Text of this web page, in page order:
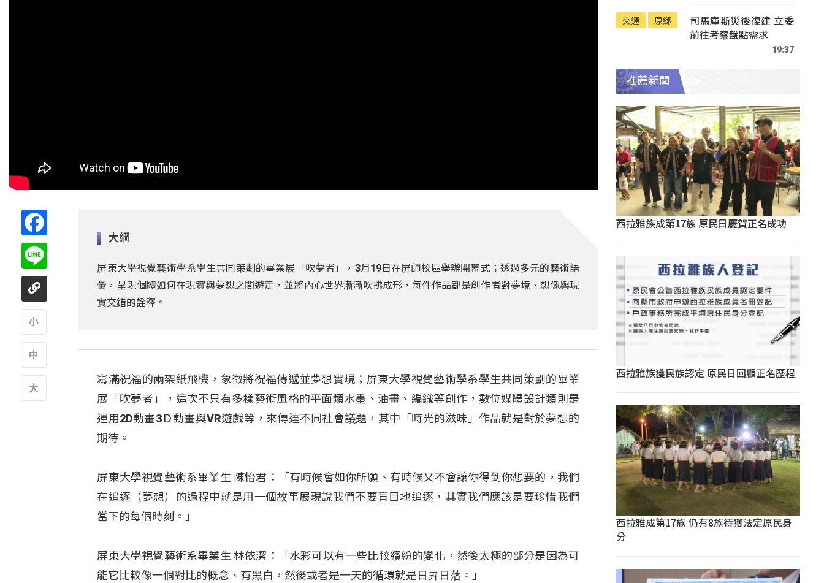
大綱
屏東大學視覺藝術學系學生共同策劃的畢業展「吹夢者」，3月19日在屏師校區舉辦開幕式；透過多元的藝術語
彙，呈現個體如何在現實與夢想之間遊走，並將內心世界漸漸吹拂成形，每件作品都是創作者對夢境、想像與現
實交錯的詮釋。
寫滿祝福的兩架紙飛機，象徵將祝福傳遞並夢想實現；屏東大學視覺藝術學系學生共同策劃的畢業
展「吹夢者」，這次不只有多樣藝術風格的平面類水墨、油畫、編織等創作，數位媒體設計類則是
運用2D動畫3Ｄ動畫與VR遊戲等，來傳達不同社會議題，其中「時光的滋味」作品就是對於夢想的
期待。
屏東大學視覺藝術系畢業生 陳怡君：「有時候會如你所願、有時候又不會讓你得到你想要的，我們
在追逐（夢想）的過程中就是用一個故事展現說我們不要盲目地追逐，其實我們應該是要珍惜我們
當下的每個時刻。」
屏東大學視覺藝術系畢業生 林依潔：「水彩可以有一些比較繽紛的變化，然後太極的部分是因為可
能它比較像一個對比的概念、有黑白，然後或者是一天的循環就是日昇日落。」
交通 原鄉
司馬庫斯災後復建 立委
前往考察盤點需求
19:37
推薦新聞
西拉雅族成第17族 原民日慶賀正名成功
西拉雅族獲民族認定 原民日回顧正名歷程
西拉雅成第17族 仍有8族待獲法定原民身
分